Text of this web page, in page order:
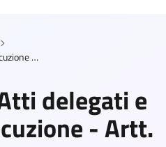
CAPO X - Atti delegati e atti di esecuzione - Artt. 92 - 93
delegati e
- Artt.